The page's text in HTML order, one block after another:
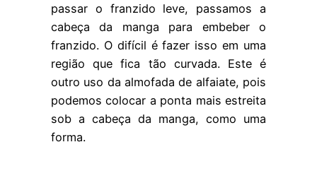
passar o franzido leve, passamos a
cabeça da manga para embeber o
franzido. O difícil é fazer isso em uma
região que fica tão curvada. Este é
outro uso da almofada de alfaiate, pois
podemos colocar a ponta mais estreita
sob a cabeça da manga, como uma
forma.